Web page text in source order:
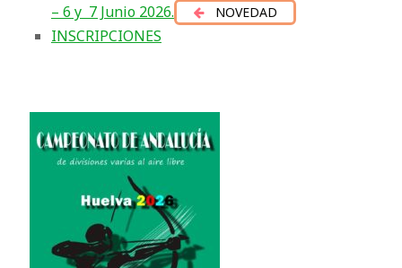
– 6 y 7 Junio 2026.
NOVEDAD
INSCRIPCIONES